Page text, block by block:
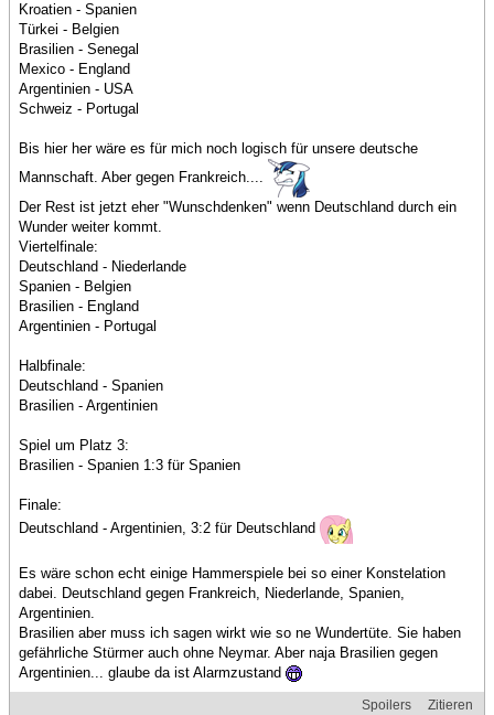
Kroatien - Spanien
Türkei - Belgien
Brasilien - Senegal
Mexico - England
Argentinien - USA
Schweiz - Portugal
Bis hier her wäre es für mich noch logisch für unsere deutsche
Mannschaft. Aber gegen Frankreich....
Der Rest ist jetzt eher "Wunschdenken" wenn Deutschland durch ein
Wunder weiter kommt.
Viertelfinale:
Deutschland - Niederlande
Spanien - Belgien
Brasilien - England
Argentinien - Portugal
Halbfinale:
Deutschland - Spanien
Brasilien - Argentinien
Spiel um Platz 3:
Brasilien - Spanien 1:3 für Spanien
Finale:
Deutschland - Argentinien, 3:2 für Deutschland
Es wäre schon echt einige Hammerspiele bei so einer Konstelation
dabei. Deutschland gegen Frankreich, Niederlande, Spanien,
Argentinien.
Brasilien aber muss ich sagen wirkt wie so ne Wundertüte. Sie haben
gefährliche Stürmer auch ohne Neymar. Aber naja Brasilien gegen
Argentinien... glaube da ist Alarmzustand
Spoilers
Zitieren